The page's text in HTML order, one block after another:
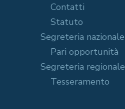
Contatti
Statuto
Segreteria nazionale
Pari opportunità
Segreteria regionale
Tesseramento